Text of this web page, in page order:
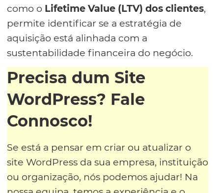
como o Lifetime Value (LTV) dos clientes,
permite identificar se a estratégia de
aquisição está alinhada com a
sustentabilidade financeira do negócio.
Precisa dum Site
WordPress? Fale
Connosco!
Se está a pensar em criar ou atualizar o
site WordPress da sua empresa, instituição
ou organização, nós podemos ajudar! Na